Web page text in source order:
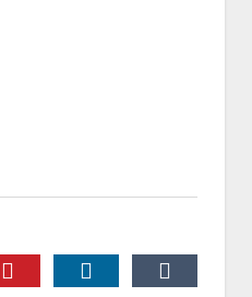
Pinterest LinkedIn